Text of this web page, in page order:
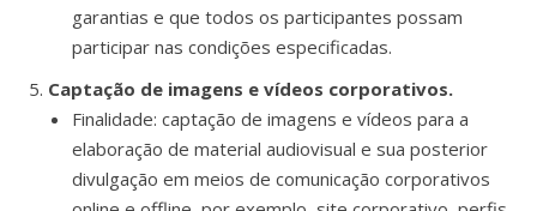
garantias e que todos os participantes possam
participar nas condições especificadas.
Captação de imagens e vídeos corporativos.
Finalidade: captação de imagens e vídeos para a
elaboração de material audiovisual e sua posterior
divulgação em meios de comunicação corporativos